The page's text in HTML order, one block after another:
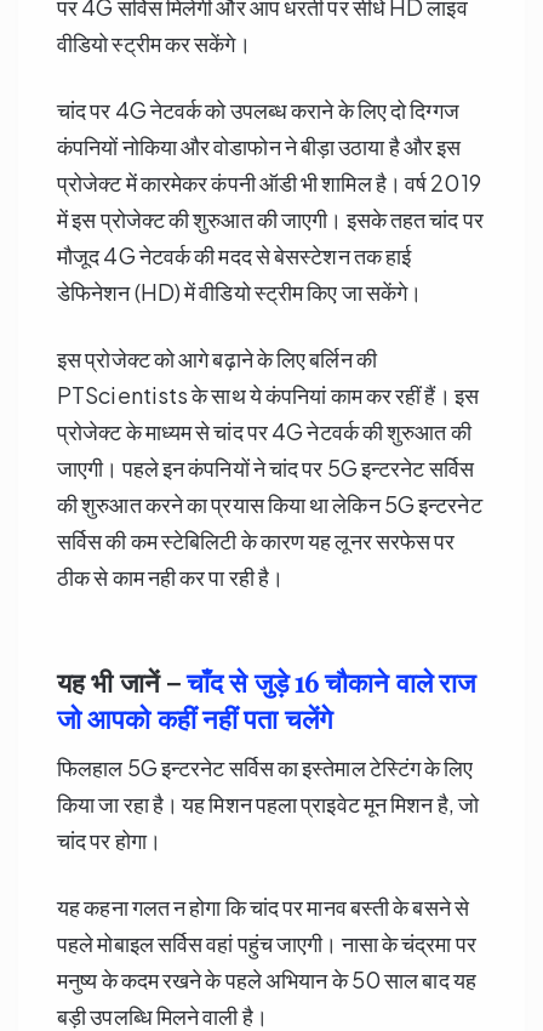
पर 4G सर्विस मिलेगी और आप धरती पर सीधे HD लाइव
वीडियो स्ट्रीम कर सकेंगे।
चांद पर 4G नेटवर्क को उपलब्ध कराने के लिए दो दिग्गज
कंपनियों नोकिया और वोडाफोन ने बीड़ा उठाया है और इस
प्रोजेक्ट में कारमेकर कंपनी ऑडी भी शामिल है। वर्ष 2019
में इस प्रोजेक्ट की शुरुआत की जाएगी। इसके तहत चांद पर
मौजूद 4G नेटवर्क की मदद से बेसस्टेशन तक हाई
डेफिनेशन (HD) में वीडियो स्ट्रीम किए जा सकेंगे।
इस प्रोजेक्ट को आगे बढ़ाने के लिए बर्लिन की
PTScientists के साथ ये कंपनियां काम कर रहीं हैं। इस
प्रोजेक्ट के माध्यम से चांद पर 4G नेटवर्क की शुरुआत की
जाएगी। पहले इन कंपनियों ने चांद पर 5G इन्टरनेट सर्विस
की शुरुआत करने का प्रयास किया था लेकिन 5G इन्टरनेट
सर्विस की कम स्टेबिलिटी के कारण यह लूनर सरफेस पर
ठीक से काम नही कर पा रही है।
यह भी जानें –चाँद से जुड़े 16 चौकाने वाले राज
जो आपको कहीं नहीं पता चलेंगे
फिलहाल 5G इन्टरनेट सर्विस का इस्तेमाल टेस्टिंग के लिए
किया जा रहा है। यह मिशन पहला प्राइवेट मून मिशन है, जो
चांद पर होगा।
यह कहना गलत न होगा कि चांद पर मानव बस्ती के बसने से
पहले मोबाइल सर्विस वहां पहुंच जाएगी। नासा के चंद्रमा पर
मनुष्य के कदम रखने के पहले अभियान के 50 साल बाद यह
बड़ी उपलब्धि मिलने वाली है।